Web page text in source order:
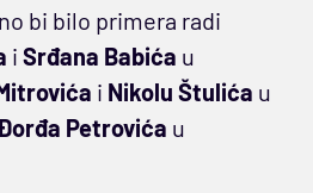
bi bilo primera radi
i Srđana Babića u
i Nikolu Štulića u
Petrovića u